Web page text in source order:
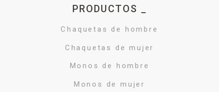
PRODUCTOS _
Chaquetas de hombre
Chaquetas de mujer
Monos de hombre
Monos de mujer